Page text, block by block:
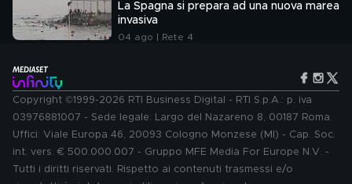
La Spagna si prepara ad una nuova marea
invasiva
04 ago | Rete 4
Copyright ©1999-2026 RTI Business Digital - RTI S.p.A.: p. iva
03976881007 - Sede legale: Largo del Nazareno 8, 00187 Roma.
Uffici: Viale Europa 46, 20093 Cologno Monzese (MI) - Cap. Soc.
int. vers. € 500.000.007 - Gruppo MFE Media For Europe N.V. -
Tutti i diritti riservati. Rispetto ai contenuti trasmessi e/o